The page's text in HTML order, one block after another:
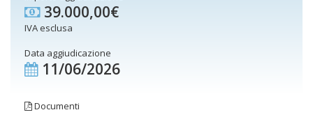
39.000,00€
IVA esclusa
Data aggiudicazione
11/06/2026
Documenti